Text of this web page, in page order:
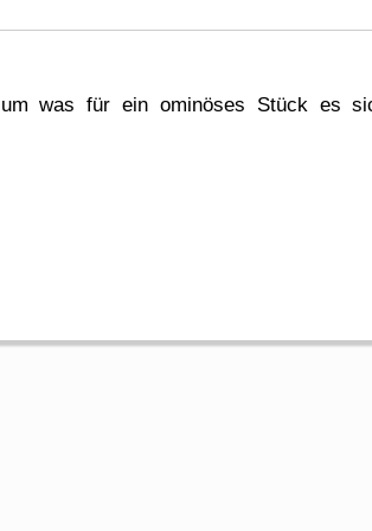
was für ein ominöses Stück es